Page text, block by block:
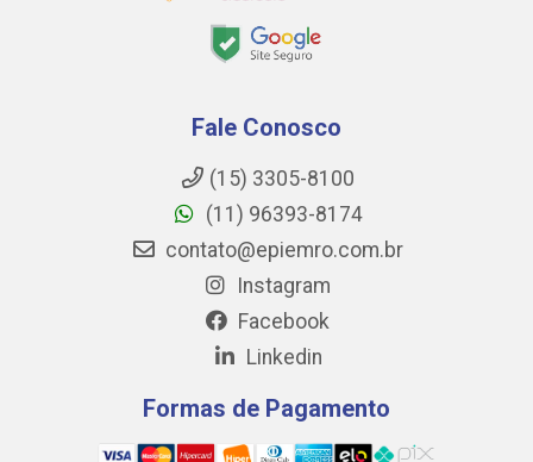
Fale Conosco
(15) 3305-8100
(11) 96393-8174
contato@epiemro.com.br
Instagram
Facebook
Linkedin
Formas de Pagamento